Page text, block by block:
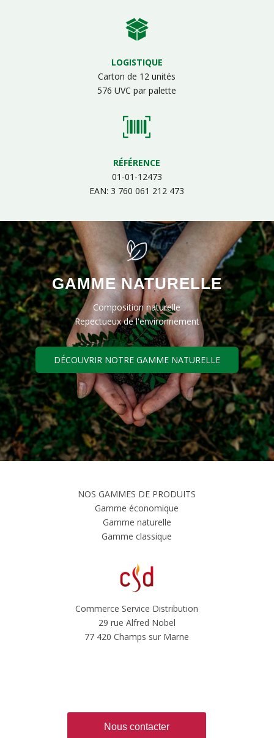
LOGISTIQUE
Carton de 12 unités
576 UVC par palette
RÉFÉRENCE
01-01-12473
EAN: 3 760 061 212 473
GAMME NATURELLE
Composition naturelle
Repectueux de l'environnement
DÉCOUVRIR NOTRE GAMME NATURELLE
NOS GAMMES DE PRODUITS
Gamme économique
Gamme naturelle
Gamme classique
Commerce Service Distribution
29 rue Alfred Nobel
77 420 Champs sur Marne
Nous contacter